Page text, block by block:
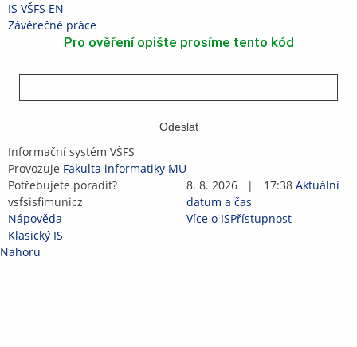
Přeskočit
na
Přeskočit
na
Přeskočit
na
Přeskočit
na
IS VŠFS EN
>
Závěrečné práce
Pro ověření opište prosíme tento kód
Odeslat
IS
VŠFS
Informační systém VŠFS
Provozuje Fakulta informatiky MU
Potřebujete poradit?
vsfsisfimunicz
Nápověda
Klasický IS
8. 8. 2026 | 17:38 Aktuální
datum a čas
Více o ISPřístupnost
Nahoru